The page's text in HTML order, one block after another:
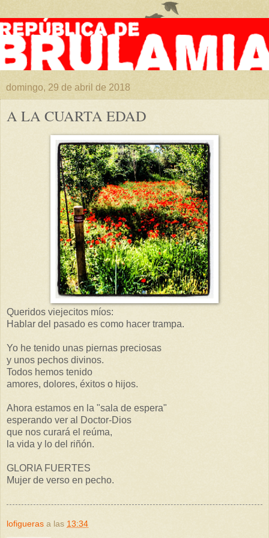
domingo, 29 de abril de 2018
A LA CUARTA EDAD
Queridos viejecitos míos:
Hablar del pasado es como hacer trampa.
Yo he tenido unas piernas preciosas
y unos pechos divinos.
Todos hemos tenido
amores, dolores, éxitos o hijos.
Ahora estamos en la "sala de espera"
esperando ver al Doctor-Dios
que nos curará el reúma,
la vida y lo del riñón.
GLORIA FUERTES
Mujer de verso en pecho.
lofigueras a las 13:34